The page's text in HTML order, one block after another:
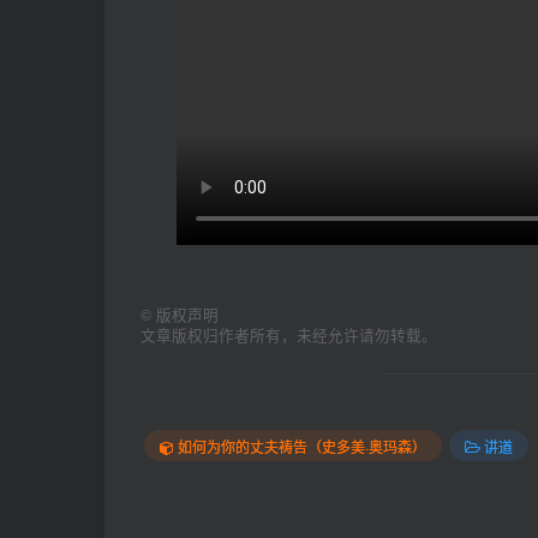
© 版权声明
文章版权归作者所有，未经允许请勿转载。
如何为你的丈夫祷告（史多美·奥玛森） 讲道